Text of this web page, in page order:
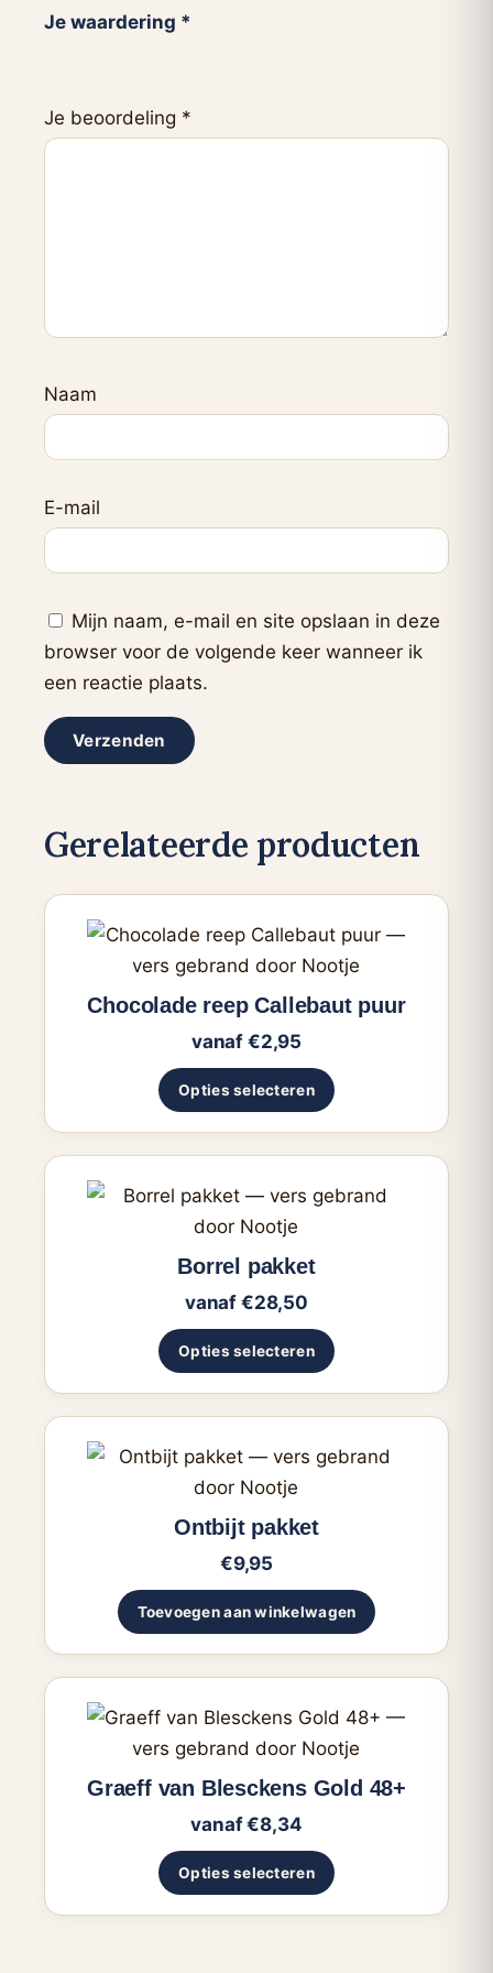
Je waardering *
Je beoordeling *
Naam
E-mail
Mijn naam, e-mail en site opslaan in deze
browser voor de volgende keer wanneer ik
een reactie plaats.
Gerelateerde producten
Chocolade reep Callebaut puur
vanaf €2,95
Opties selecteren
Dit
product
heeft
variaties.
Deze
optie
worden
op
de
productpagina
Borrel pakket
vanaf €28,50
Opties selecteren
Dit
product
heeft
meerdere
variaties.
Deze
optie
worden
op
de
productpagina
Ontbijt pakket
€9,95
Toevoegen aan winkelwagen
Graeff van Blesckens Gold 48+
vanaf€8,34
Opties selecteren
Dit
product
heeft
variaties.
Deze
optie